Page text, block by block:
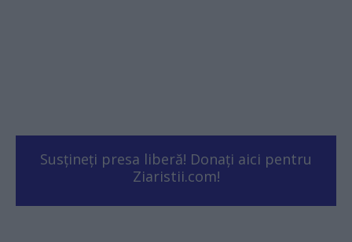
Susțineți presa liberă! Donați aici pentru
Ziaristii.com!